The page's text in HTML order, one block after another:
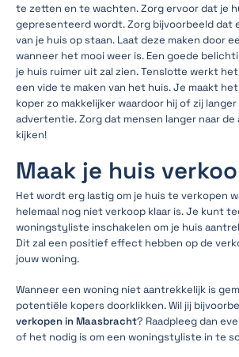
te zetten en te wachten. Zorg ervoor dat je
gepresenteerd wordt. Zorg bijvoorbeeld dat
van je huis op staan. Laat deze maken door
wanneer het mooi weer is. Een goede
je huis ruimer uit zal zien. Tenslotte werkt
een vide te maken van het huis. Je maakt
koper zo makkelijker waardoor hij of zij langer
advertentie. Zorg dat mensen langer naar
kijken!
Maak je huis
Het wordt erg lastig om je huis te verkopen
helemaal nog niet verkoop klaar is. Je kunt
woningstyliste inschakelen om je huis
Dit zal een positief effect hebben op de
jouw woning.
Wanneer een woning niet aantrekkelijk is
potentiële kopers doorklikken. Wil jij
verkopen in Maasbracht? Raadpleeg dan
of het nodig is om een woningstyliste in te